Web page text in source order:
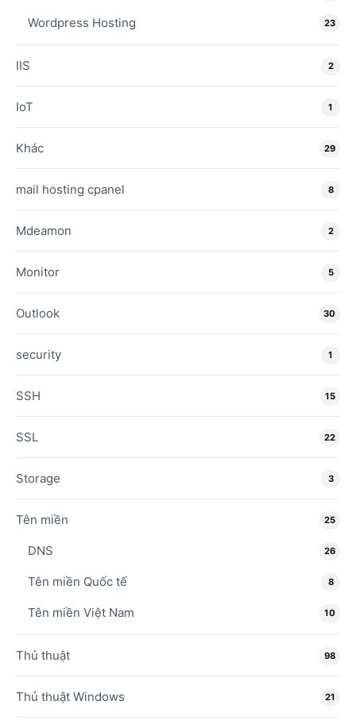
Wordpress Hosting 23
IIS 2
IoT 1
Khác 29
mail hosting cpanel 8
Mdeamon 2
Monitor 5
Outlook 30
security 1
SSH 15
SSL 22
Storage 3
Tên miền 25
DNS 26
Tên miền Quốc tế 8
Tên miền Việt Nam 10
Thủ thuật 98
Thủ thuật Windows 21